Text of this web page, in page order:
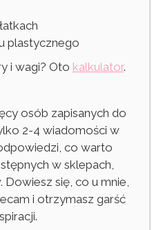
plastycznego
i wagi? Oto kalkulator.
2-4 wiadomości w
co warto
w sklepach,
się, co u mnie,
i otrzymasz garść